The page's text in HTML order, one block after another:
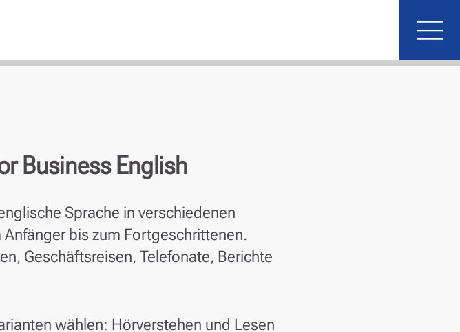
Business English
Sprache in verschiedenen
bis zum Fortgeschrittenen.
Geschäftsreisen, Telefonate, Berichte
wählen: Hörverstehen und Lesen